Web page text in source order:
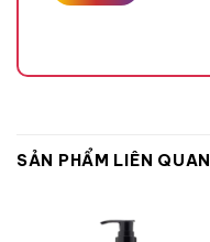
SẢN PHẨM LIÊN QUAN